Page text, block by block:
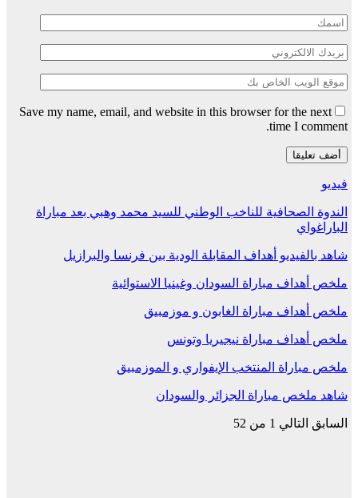
Save my name, email, and website in this browser for the next
time I comment.
فيديو
الندوة الصحافية للناخب الوطني للسيد محمد وهبي بعد مباراة
الباراغواي
شاهد بالفيديو أهداف المقابلة الودية بين فرنسا والبرازيل
ملخص أهداف مباراة السودان وغينيا الاستوائية
ملخص أهداف مباراة الغابون و موزمبيق
ملخص أهداف مباراة نيجيريا وتونس
ملخص مباراة المنتخب الإيفواري و الموزمبيق
شاهد ملخص مباراة الجزائر والسودان
السابق التالي 1 من 52